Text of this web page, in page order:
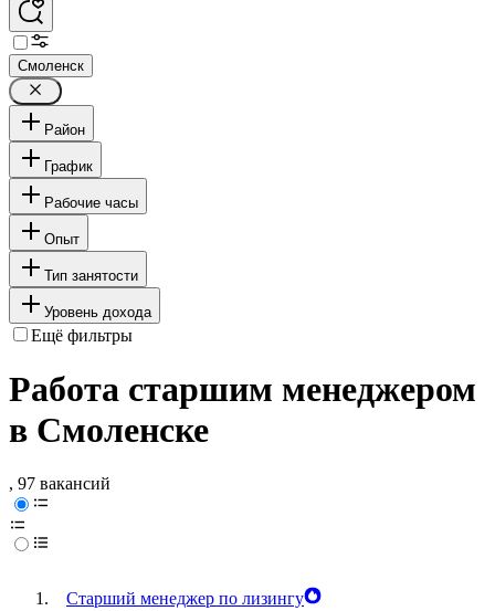
Смоленск
Район
График
Рабочие часы
Опыт
Тип занятости
Уровень дохода
Ещё фильтры
Работа старшим менеджером
в Смоленске
, 97 вакансий
Старший менеджер по лизингу